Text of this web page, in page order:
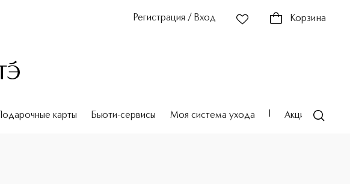
Регистрация / Вход Корзина
Подарочные карты Бьюти-сервисы Моя система ухода Акции